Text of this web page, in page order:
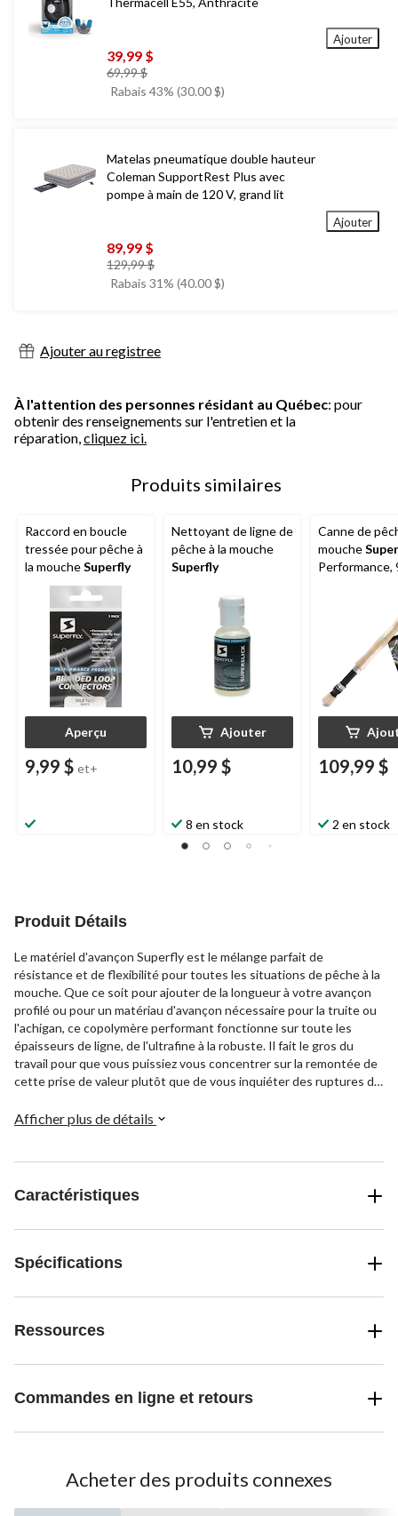
39,99 $
69,99 $prix
était
Rabais 43% (30.00 $)
Ajouter
Matelas pneumatique double hauteur
Coleman SupportRest Plus avec
pompe à main de 120 V, grand lit
89,99 $
129,99 $prix
était
Rabais 31% (40.00 $)
Ajouter
Ajouter au registree
À l'attention des personnes résidant au Québec: pour
obtenir des renseignements sur l'entretien et la
réparation,cliquez ici.
Produits similaires
Raccord en boucle
tressée pour pêche à
la moucheSuperfly
Aperçu
9,99 $ et+
Nettoyant de ligne de
pêche à la mouche
Superfly
Ajouter
10,99 $
8 en stock
Canne de
mouche
Performance,
109,99 $
2 en stock
Produit Détails
Le matériel d'avançon Superfly est le mélange parfait de
résistance et de flexibilité pour toutes les situations de pêche à la
mouche. Que ce soit pour ajouter de la longueur à votre avançon
profilé ou pour un matériau d'avançon nécessaire pour la truite ou
l'achigan, ce copolymère performant fonctionne sur toute les
épaisseurs de ligne, de l'ultrafine à la robuste. Il fait le gros du
travail pour que vous puissiez vous concentrer sur la remontée de
cette prise de valeur plutôt que de vous inquiéter des ruptures de
Afficher plus de détails
Caractéristiques
Spécifications
Ressources
Commandes en ligne et retours
Acheter des produits connexes